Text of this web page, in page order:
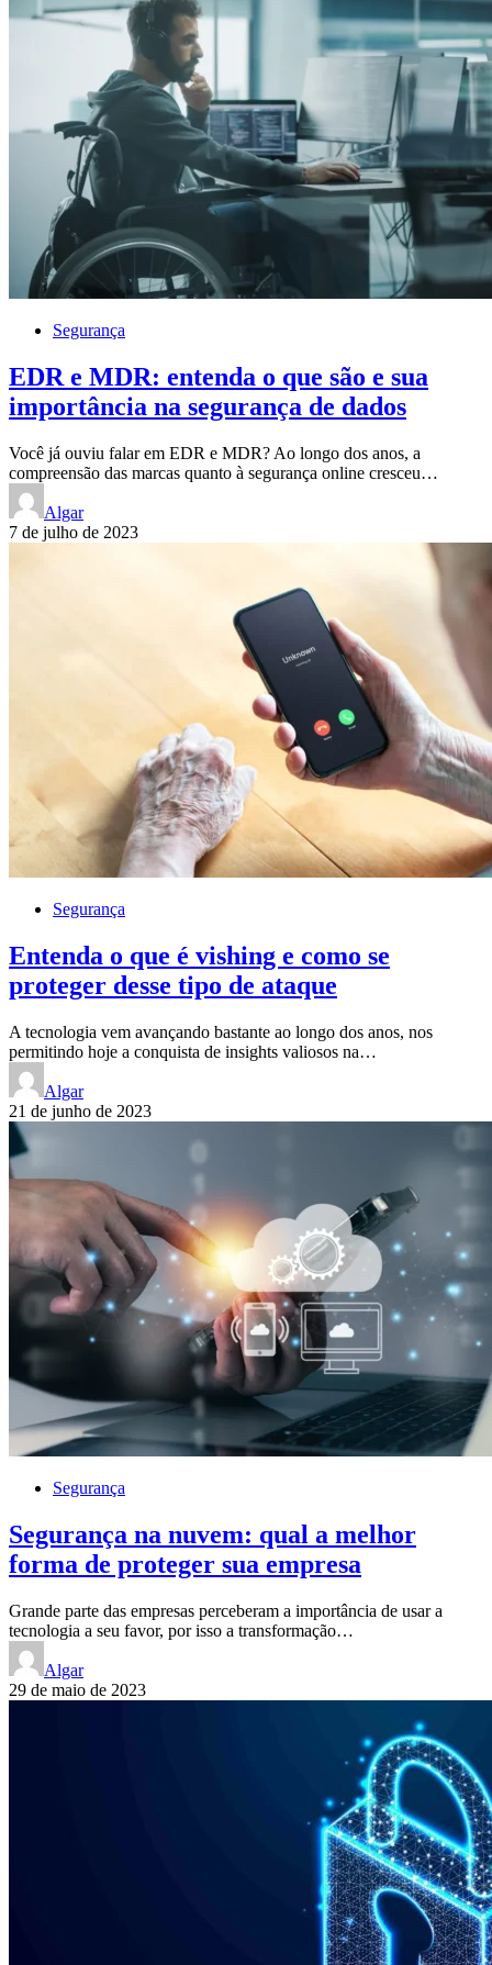
Segurança
EDR e MDR: entenda o que são e sua
importância na segurança de dados
Você já ouviu falar em EDR e MDR? Ao longo dos anos, a
compreensão das marcas quanto à segurança online cresceu…
Algar
7 de julho de 2023
Segurança
Entenda o que é vishing e como se
proteger desse tipo de ataque
A tecnologia vem avançando bastante ao longo dos anos, nos
permitindo hoje a conquista de insights valiosos na…
Algar
21 de junho de 2023
Segurança
Segurança na nuvem: qual a melhor
forma de proteger sua empresa
Grande parte das empresas perceberam a importância de usar a
tecnologia a seu favor, por isso a transformação…
Algar
29 de maio de 2023